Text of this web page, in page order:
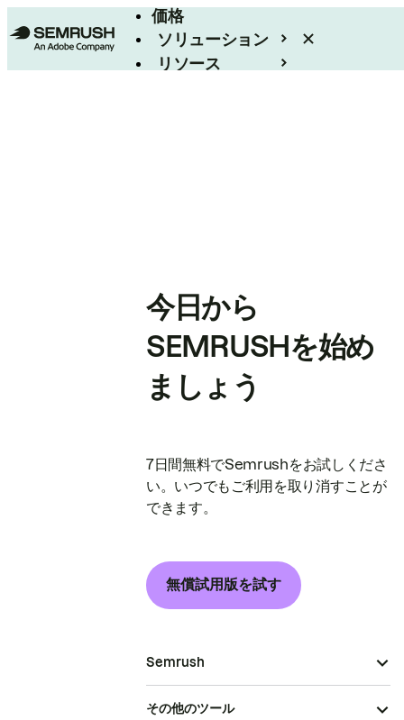
価格
ソリューション
リソース
今日から
SEMRUSHを始め
ましょう
7日間無料でSemrushをお試しくださ
い。いつでもご利用を取り消すことが
できます。
無償試用版を試す
Semrush
その他のツール